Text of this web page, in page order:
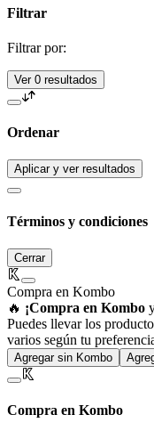
Filtrar
Filtrar por:
Ver 0 resultados
Ordenar
Aplicar y ver resultados
Términos y condiciones
Cerrar
Compra en Kombo
🔥 ¡Compra en Kombo
Puedes llevar los
varios según tu
Agregar sin Kombo
Compra en Kombo